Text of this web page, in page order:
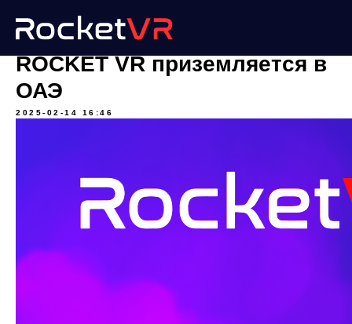
ROCKET VR приземляется в
ОАЭ
2025-02-14 16:46